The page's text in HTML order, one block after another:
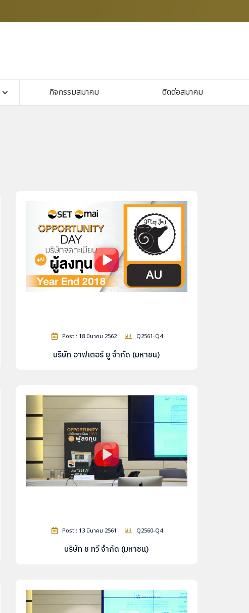
กิจกรรมสมาคม ติดต่อสมาคม
Post : 18 มีนาคม 2562 Q2561-Q4
บริษัท อาฟเตอร์ ยู จำกัด (มหาชน)
Post : 13 มีนาคม 2561 Q2560-Q4
บริษัท ช ทวี จำกัด (มหาชน)